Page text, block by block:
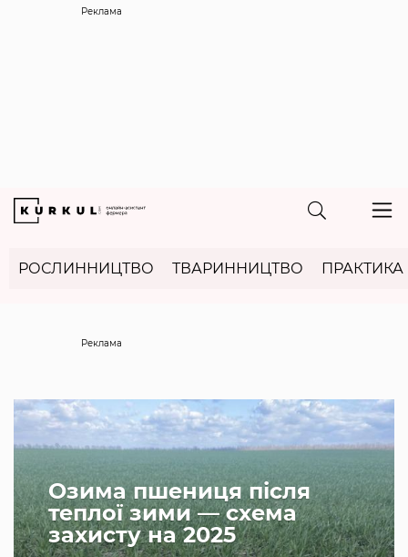
Реклама
РОСЛИННИЦТВО ТВАРИННИЦТВО ПРАКТИКА
Озима пшениця після
теплої зими — схема
захисту на 2025
Реклама